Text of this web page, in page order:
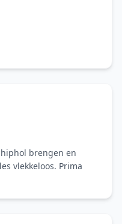
brengen en
vlekkeloos. Prima